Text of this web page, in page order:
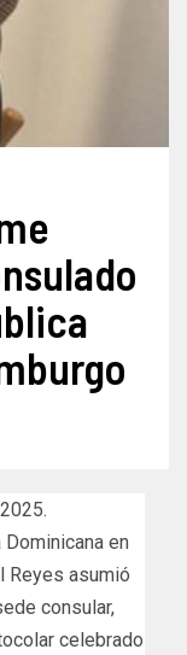
en
Reyes asumió
consular,
celebrado